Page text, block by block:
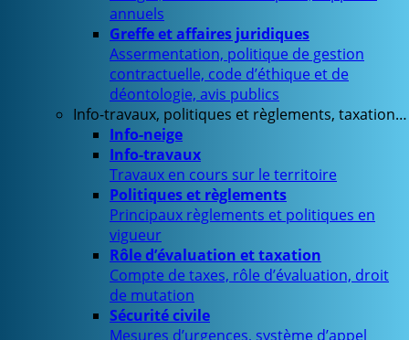
annuels
Greffe et affaires juridiques
Assermentation, politique de gestion
contractuelle, code d’éthique et de
déontologie, avis publics
Info-travaux, politiques et règlements, taxation…
Info-neige
Info-travaux
Travaux en cours sur le territoire
Politiques et règlements
Principaux règlements et politiques en
vigueur
Rôle d’évaluation et taxation
Compte de taxes, rôle d’évaluation, droit
de mutation
Sécurité civile
Mesures d’urgences, système d’appel